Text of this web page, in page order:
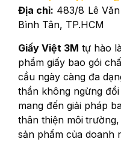
Địa chỉ: 483/8 Lê
Bình Tân, TP.HCM
Giấy Việt 3M tự hào
phẩm giấy bao gói
cầu ngày càng đa
thần không ngừng
mang đến giải pháp
thân thiện môi trường,
sản phẩm của doanh